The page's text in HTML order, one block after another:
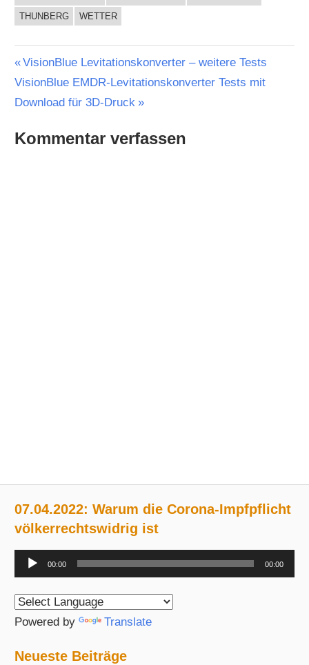
THUNBERG
WETTER
Beitragsnavigation
Vorheriger
Beitrag:
VisionBlue Levitationskonverter – weitere Tests
Nächster
Beitrag:
VisionBlue EMDR-Levitationskonverter Tests mit
Download für 3D-Druck
Kommentar verfassen
07.04.2022: Warum die Corona-Impfpflicht
völkerrechtswidrig ist
Audio-
Player
00:00 00:00
Powered by Translate
Neueste Beiträge